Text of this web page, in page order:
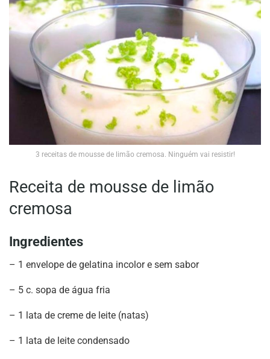
3 receitas de mousse de limão cremosa. Ninguém vai resistir!
Receita de mousse de limão
cremosa
Ingredientes
– 1 envelope de gelatina incolor e sem sabor
– 5 c. sopa de água fria
– 1 lata de creme de leite (natas)
– 1 lata de leite condensado